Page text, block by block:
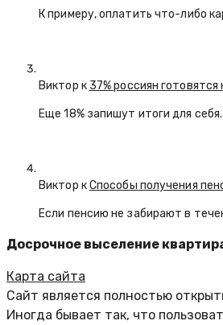
К примеру, оплатить что-либо
Виктор к 37% россиян
Еще 18% запишут итоги для себя.
Виктор кСпособы получения
Если пенсию не забирают в
Досрочное выселение
Карта сайта
Сайт является полностью
Иногда бывает так, что